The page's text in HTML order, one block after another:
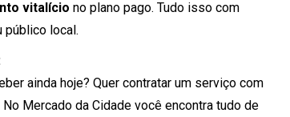
vitalício no plano pago. Tudo isso com
público local.
ainda hoje? Quer contratar um serviço com
Mercado da Cidade você encontra tudo de